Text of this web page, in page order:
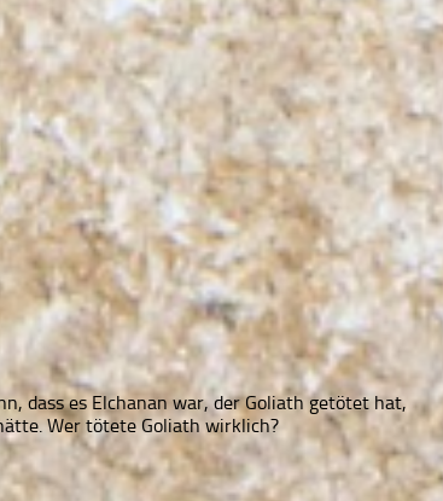
dass es Elchanan war, der Goliath getötet hat,
Wer tötete Goliath wirklich?